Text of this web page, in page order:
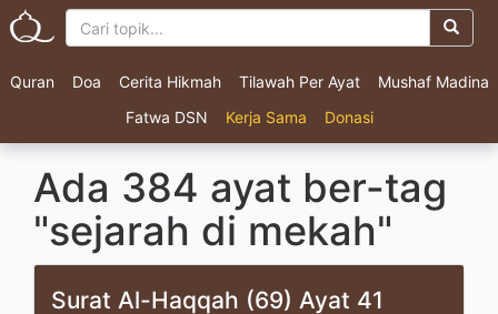
Quran Doa Cerita Hikmah Tilawah Per Ayat
Mushaf Madina
Fatwa DSN
Kerja Sama Donasi
Ada 384 ayat ber-tag
"sejarah di mekah"
Surat Al-Haqqah (69) Ayat 41